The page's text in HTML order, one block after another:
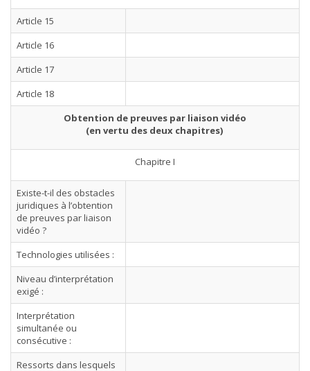
Article 15
Article 16
Article 17
Article 18
Obtention de preuves par liaison vidéo
(en vertu des deux chapitres)
Chapitre I
Existe-t-il des obstacles
juridiques à l’obtention
de preuves par liaison
vidéo ?
Technologies utilisées :
Niveau d’interprétation
exigé :
Interprétation
simultanée ou
consécutive :
Ressorts dans lesquels